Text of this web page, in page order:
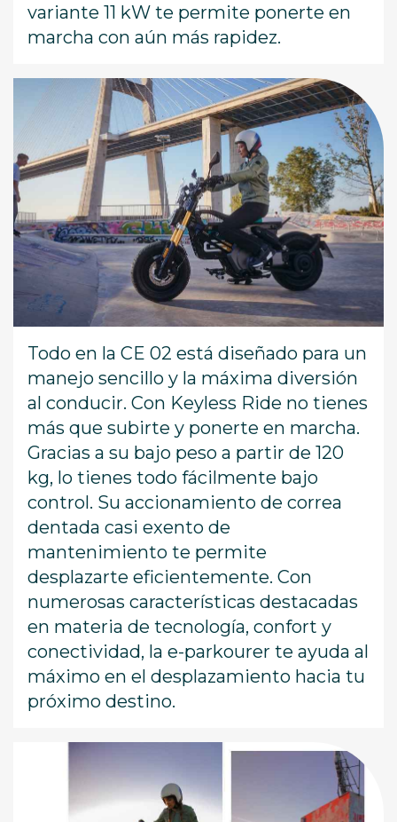
variante 11 kW te permite ponerte en
marcha con aún más rapidez.
Todo en la CE 02 está diseñado para un
manejo sencillo y la máxima diversión
al conducir. Con Keyless Ride no tienes
más que subirte y ponerte en marcha.
Gracias a su bajo peso a partir de 120
kg, lo tienes todo fácilmente bajo
control. Su accionamiento de correa
dentada casi exento de
mantenimiento te permite
desplazarte eficientemente. Con
numerosas características destacadas
en materia de tecnología, confort y
conectividad, la e-parkourer te ayuda al
máximo en el desplazamiento hacia tu
próximo destino.